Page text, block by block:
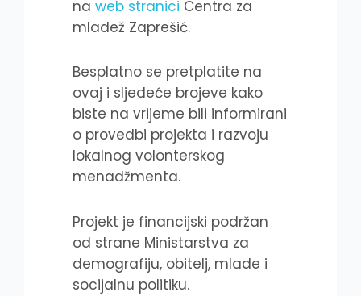
na web stranici Centra za
mladež Zaprešić.
Besplatno se pretplatite na
ovaj i sljedeće brojeve kako
biste na vrijeme bili informirani
o provedbi projekta i razvoju
lokalnog volonterskog
menadžmenta.
Projekt je financijski podržan
od strane Ministarstva za
demografiju, obitelj, mlade i
socijalnu politiku.